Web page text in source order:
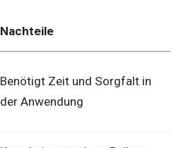
Nachteile
Benötigt Zeit und Sorgfalt in
der Anwendung